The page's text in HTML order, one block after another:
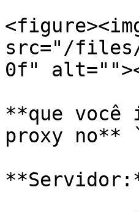
src="/files/
0f"
**que você
proxy no**